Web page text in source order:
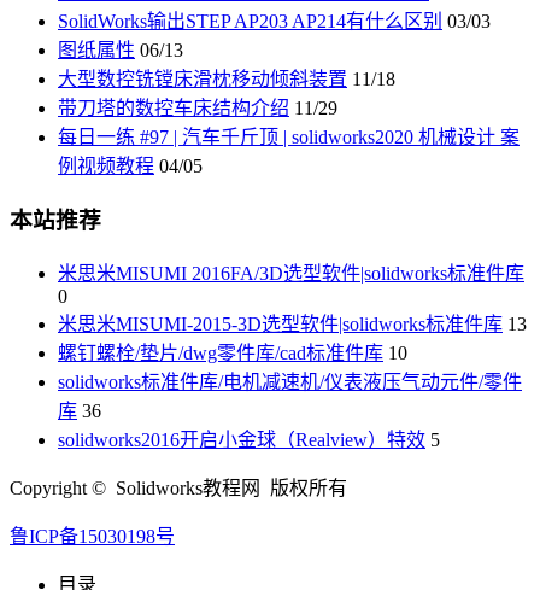
SolidWorks输出STEP AP203 AP214有什么区别 03/03
图纸属性 06/13
大型数控铣镗床滑枕移动倾斜装置 11/18
带刀塔的数控车床结构介绍 11/29
每日一练 #97 | 汽车千斤顶 | solidworks2020 机械设计 案
例视频教程 04/05
本站推荐
米思米MISUMI 2016FA/3D选型软件|solidworks标准件库
0
米思米MISUMI-2015-3D选型软件|solidworks标准件库 13
螺钉螺栓/垫片/dwg零件库/cad标准件库 10
solidworks标准件库/电机减速机/仪表液压气动元件/零件
库 36
solidworks2016开启小金球（Realview）特效 5
Copyright © Solidworks教程网 版权所有
鲁ICP备15030198号
目录